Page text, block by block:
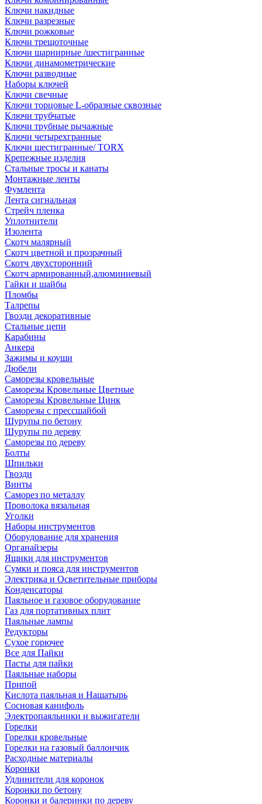
Ключи накидные
Ключи разрезные
Ключи рожковые
Ключи трещоточные
Ключи шарнирные /шестигранные
Ключи динамометрические
Ключи разводные
Наборы ключей
Ключи свечные
Ключи торцовые L-образные сквозные
Ключи трубчатые
Ключи трубные рычажные
Ключи четырехгранные
Ключи шестигранные/ TORX
Крепежные изделия
Стальные тросы и канаты
Монтажные ленты
Фумлента
Лента сигнальная
Стрейч пленка
Уплотнители
Изолента
Скотч малярный
Скотч цветной и прозрачный
Скотч двухсторонний
Скотч армированный,алюминиевый
Гайки и шайбы
Пломбы
Талрепы
Гвозди декоративные
Стальные цепи
Карабины
Анкера
Зажимы и коуши
Дюбели
Саморезы кровельные
Саморезы Кровельные Цветные
Саморезы Кровельные Цинк
Саморезы с прессшайбой
Шурупы по бетону
Шурупы по дереву
Саморезы по дереву
Болты
Шпильки
Гвозди
Винты
Саморез по металлу
Проволока вязальная
Уголки
Наборы инструментов
Оборудование для хранения
Органайзеры
Ящики для инструментов
Сумки и пояса для инструментов
Электрика и Осветительные приборы
Конденсаторы
Паяльное и газовое оборудование
Газ для портативных плит
Паяльные лампы
Редукторы
Сухое горючее
Все для Пайки
Пасты для пайки
Паяльные наборы
Припой
Кислота паяльная и Нашатырь
Сосновая канифоль
Электропаяльники и выжигатели
Горелки
Горелки кровельные
Горелки на газовый баллончик
Расходные материалы
Коронки
Удлинители для коронок
Коронки по бетону
Коронки и балеринки по дереву